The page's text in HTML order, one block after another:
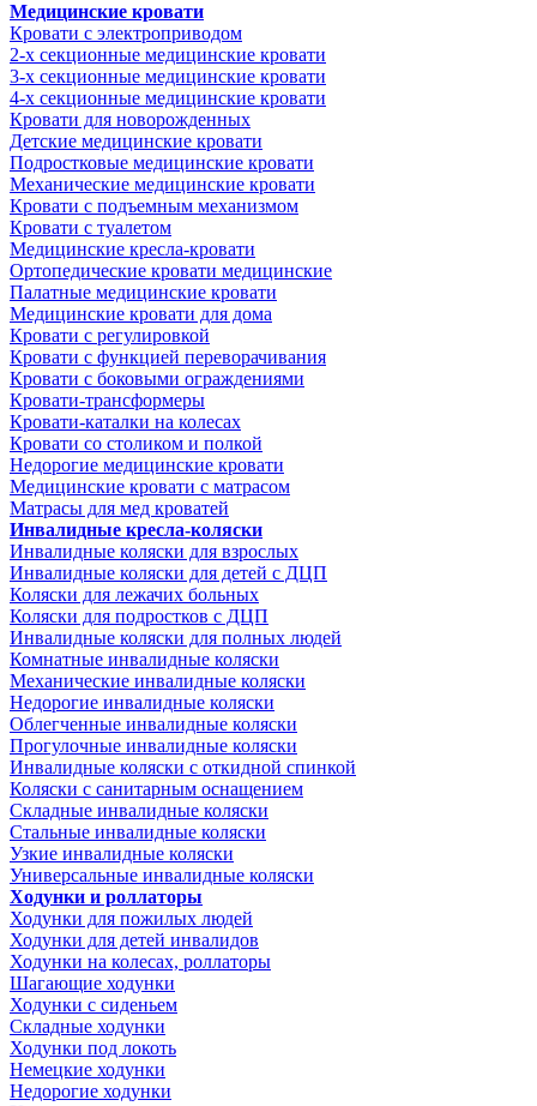
Медицинские кровати
Кровати с электроприводом
2-х секционные медицинские кровати
3-х секционные медицинские кровати
4-х секционные медицинские кровати
Кровати для новорожденных
Детские медицинские кровати
Подростковые медицинские кровати
Механические медицинские кровати
Кровати с подъемным механизмом
Кровати с туалетом
Медицинские крeсла-кровати
Ортопедические кровати медицинские
Палатные медицинские кровати
Медицинские кровати для дома
Кровати с регулировкой
Кровати с функцией переворачивания
Кровати с боковыми ограждениями
Кровати-трансформеры
Кровати-каталки на колесах
Кровати со столиком и полкой
Недорогие медицинские кровати
Медицинские кровати с матрасом
Матрасы для мед кроватей
Инвалидные кресла-коляски
Инвалидные коляски для взрослых
Инвалидные коляски для детей с ДЦП
Коляски для лежачих больных
Коляски для подростков с ДЦП
Инвалидные коляски для полных людей
Комнатные инвалидные коляски
Механические инвалидные коляски
Недорогие инвалидные коляски
Облегченные инвалидные коляски
Прогулочные инвалидные коляски
Инвалидные коляски с откидной спинкой
Коляски с санитарным оснащением
Складные инвалидные коляски
Стальные инвалидные коляски
Узкие инвалидные коляски
Универсальные инвалидные коляски
Ходунки и роллаторы
Ходунки для пожилых людей
Ходунки для детей инвалидов
Ходунки на колесах, роллаторы
Шагающие ходунки
Ходунки с сиденьем
Складные ходунки
Ходунки под локоть
Немецкие ходунки
Недорогие ходунки